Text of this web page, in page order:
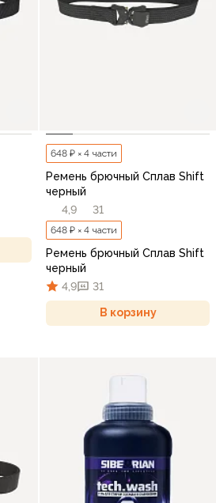
648 ₽ × 4 части
Ремень брючный Сплав Shift
черный
4,9
31
648 ₽ × 4 части
Ремень брючный Сплав Shift
черный
4,9
31
В корзину